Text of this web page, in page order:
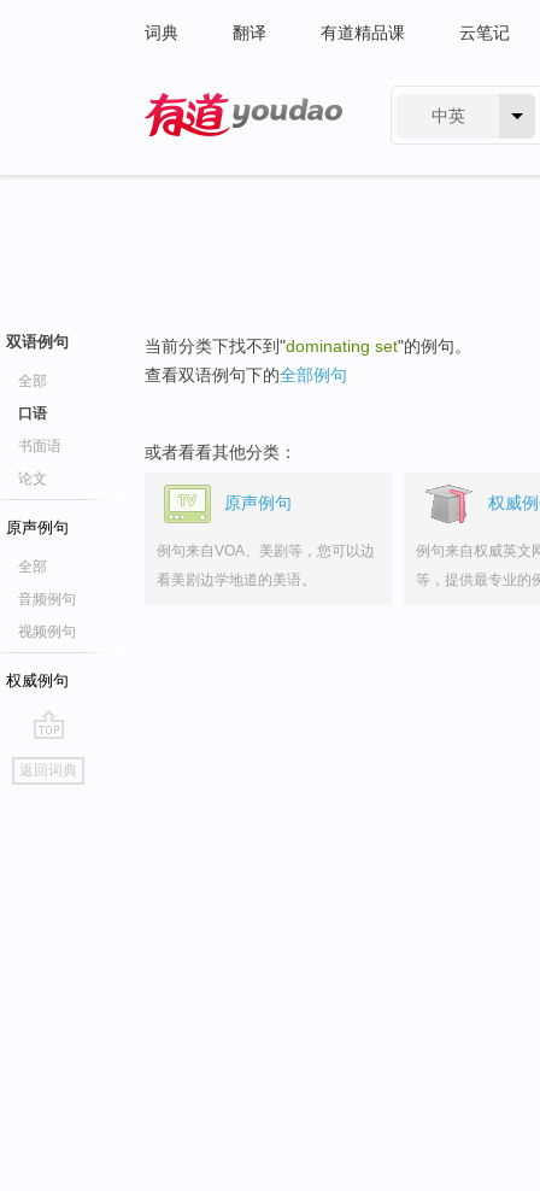
词典 翻译 有道精品课 云笔记
中英
双语例句
全部
口语
书面语
论文
原声例句
全部
音频例句
视频例句
权威例句
go
top
返回词典
当前分类下找不到"dominating set"的例句。
查看双语例句下的全部例句
或者看看其他分类：
原声例句
例句来自VOA、美剧等，您可以边
看美剧边学地道的美语。
权威
例句来自权威英文
等，提供最专业的